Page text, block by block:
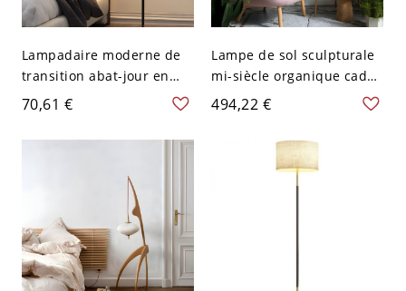
Lampadaire moderne de
transition abat-jour en
tissu de lin avec cadre en
métal pour salon et
chambre - 110 V-120 V
70,61 €
Lampe de sol sculpturale
mi-siècle organique cadre
en bois massif avec abat-
jour en soie pour salon et
chambre - Bois 110 V-120
494,22 €